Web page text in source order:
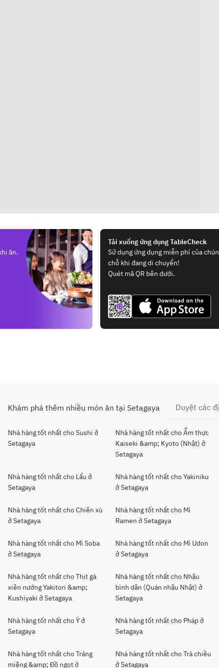
ăn.
Tải xuống ứng dụng TableCheck
Sử dụng ứng dụng miễn phí của
chỗ khi đang di chuyển!
Quét mã QR bên dưới.
Khám phá thêm nhiều món ăn tại Setagaya Duyệt các
Nhà hàng tốt nhất cho Sushi ở
Setagaya
Nhà hàng tốt nhất cho Ẩm thực
Kaiseki &amp; Kyoto (Nhật) ở
Setagaya
Nhà hàng tốt nhất cho Lẩu ở
Setagaya
Nhà hàng tốt nhất cho Yakiniku
ở Setagaya
Nhà hàng tốt nhất cho Chiên xù
ở Setagaya
Nhà hàng tốt nhất cho Mì
Ramen ở Setagaya
Nhà hàng tốt nhất cho Mì Soba
ở Setagaya
Nhà hàng tốt nhất cho Mì Udon
ở Setagaya
Nhà hàng tốt nhất cho Thịt gà
xiên nướng Yakitori &amp;
Kushiyaki ở Setagaya
Nhà hàng tốt nhất cho Nhậu
bình dân (Quán nhậu Nhật) ở
Setagaya
Nhà hàng tốt nhất cho Ý ở
Setagaya
Nhà hàng tốt nhất cho Pháp ở
Setagaya
Nhà hàng tốt nhất cho Tráng
miệng &amp; Đồ ngọt ở
Nhà hàng tốt nhất cho Trà chiều
ở Setagaya